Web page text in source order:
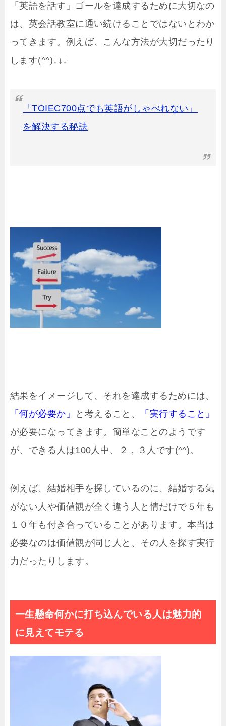
「英語を話す」ゴールを達成するために大切なの
は、英会話教室に通い続けることではないとわか
ってきます。例えば、こんな方法が大切だったり
します(^^)↓↓↓
「TOIEC700点でも英語がしゃべれない」
を解決する秘訣
結果をイメージして、それを達成するためには、
「何が必要か」
と考えること、
「実行すること」
が必要になってきます。簡単なことのようです
が、できる人は100人中、２，３人です(^^)。
例えば、結婚相手を探しているのに、結婚する気
がない人や価値観が全く違う人と情だけで５年も
１０年も付き合っていることがあります。本当は
必要なのは価値観が同じ人と、その人を探す実行
力だったりします。
一生懸命何かに打ち込んでいる人は魅力的
に見えてモテる